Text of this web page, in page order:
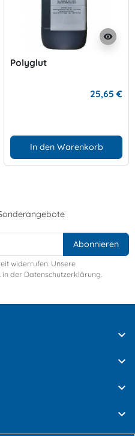
visibility
Polyglut
25,65 €
In den Warenkorb
widerrufen. Unsere
der Datenschutzerklärung.



